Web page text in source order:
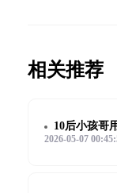
相关推荐
10后小孩哥
2026-05-07